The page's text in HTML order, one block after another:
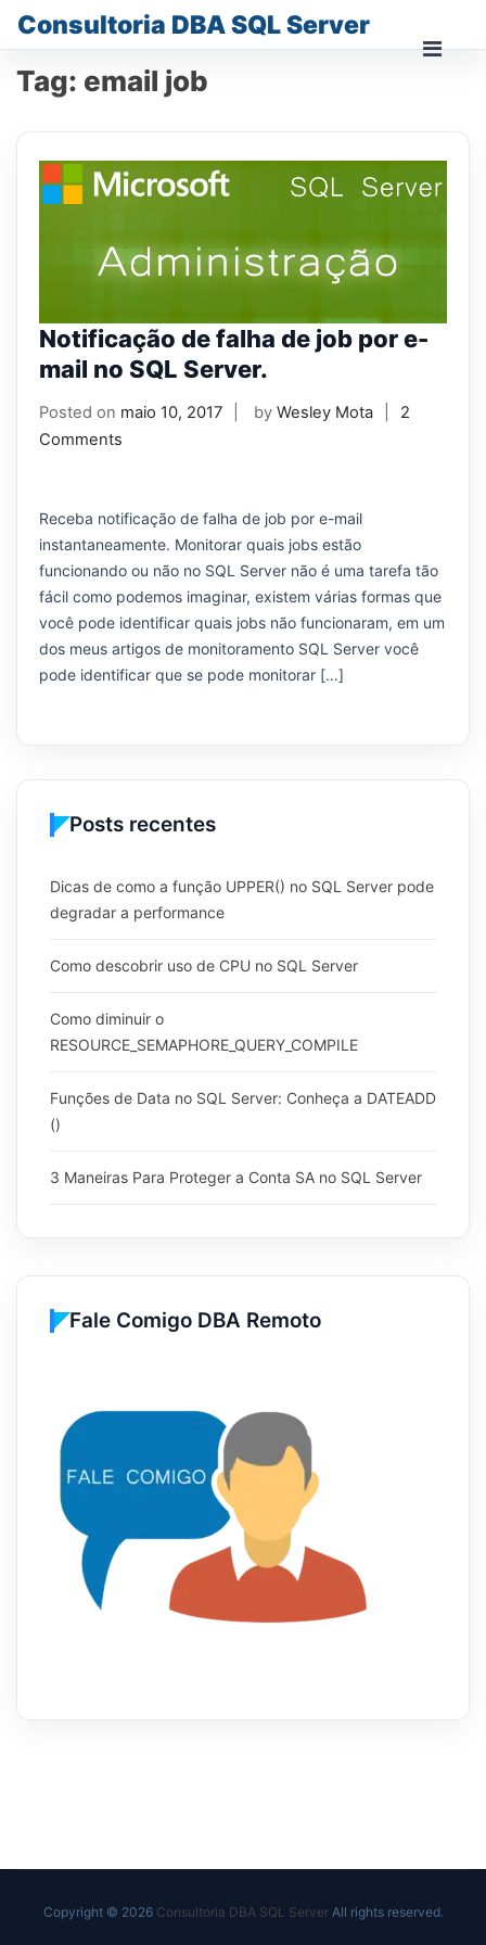
content
Consultoria DBA SQL Server
Tag: email job
Notificação de falha de job por e-
mail no SQL Server.
Posted on maio 10, 2017 by Wesley Mota
2
Comments
Receba notificação de falha de job por e-mail
instantaneamente. Monitorar quais jobs estão
funcionando ou não no SQL Server não é uma tarefa tão
fácil como podemos imaginar, existem várias formas que
você pode identificar quais jobs não funcionaram, em um
dos meus artigos de monitoramento SQL Server você
pode identificar que se pode monitorar […]
Posts recentes
Dicas de como a função UPPER() no SQL Server pode
degradar a performance
Como descobrir uso de CPU no SQL Server
Como diminuir o
RESOURCE_SEMAPHORE_QUERY_COMPILE
Funções de Data no SQL Server: Conheça a DATEADD
()
3 Maneiras Para Proteger a Conta SA no SQL Server
Fale Comigo DBA Remoto
Copyright © 2026 Consultoria DBA SQL ServerAll rights reserved.